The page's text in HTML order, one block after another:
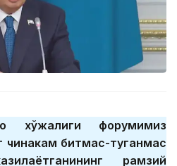
хўжалиги форумимиз
чинакам битмас-туганмас
рамзий